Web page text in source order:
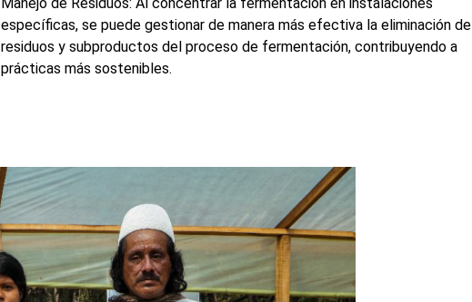
específicas, se puede gestionar de manera más efectiva la eliminación de
residuos y subproductos del proceso de fermentación, contribuyendo a
prácticas más sostenibles.